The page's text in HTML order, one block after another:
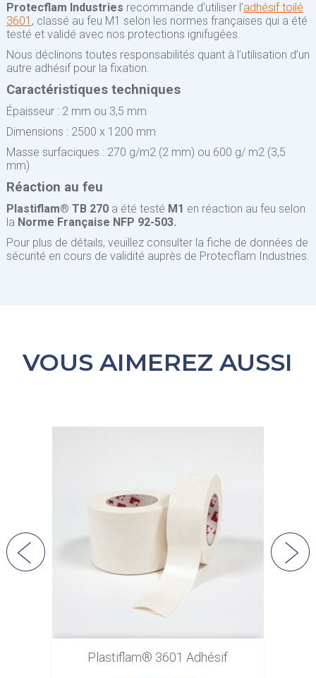
Protecflam Industries recommande d’utiliser l’adhésif toilé
3601 , classé au feu M1 selon les normes françaises qui a été
testé et validé avec nos protections ignifugées.
Nous déclinons toutes responsabilités quant à l’utilisation d’un
autre adhésif pour la fixation.
Caractéristiques techniques
Épaisseur : 2 mm ou 3,5 mm
Dimensions : 2500 x 1200 mm
Masse surfaciques : 270 g/m2 (2 mm) ou 600 g/ m2 (3,5
mm)
Réaction au feu
Plastiflam® TB 270a été testé M1 en réaction au feu selon
la Norme Française NFP 92-503.
Pour plus de détails, veuillez consulter la fiche de données de
sécurité en cours de validité auprès de Protecflam Industries.
VOUS AIMEREZ AUSSI
Plastiflam® 3601 Adhésif